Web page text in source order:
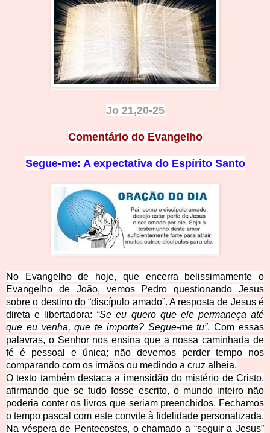
Jo 21,20-25
Comentário do Evangelho
Segue-me: A expectativa do Espírito Santo
No Evangelho de hoje, que encerra belissimamente o
Evangelho de João, vemos Pedro questionando Jesus
sobre o destino do “discípulo amado”. A resposta de Jesus é
direta e libertadora: “Se eu quero que ele permaneça até
que eu venha, que te importa? Segue-me tu”. Com essas
palavras, o Senhor nos ensina que a nossa caminhada de
fé é pessoal e única; não devemos perder tempo nos
comparando com os irmãos ou medindo a cruz alheia.
O texto também destaca a imensidão do mistério de Cristo,
afirmando que se tudo fosse escrito, o mundo inteiro não
poderia conter os livros que seriam preenchidos. Fechamos
o tempo pascal com este convite à fidelidade personalizada.
Na véspera de Pentecostes, o chamado a “seguir a Jesus”